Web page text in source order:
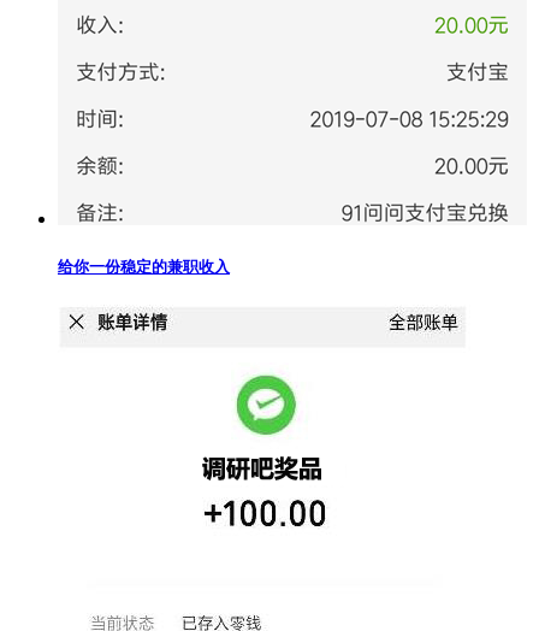
给你一份稳定的兼职收入